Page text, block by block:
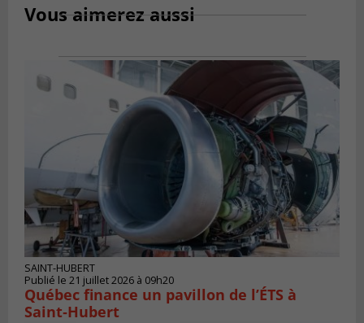
Vous aimerez aussi
SAINT-HUBERT
Publié le 21 juillet 2026 à 09h20
Québec finance un pavillon de l’ÉTS à
Saint‑Hubert